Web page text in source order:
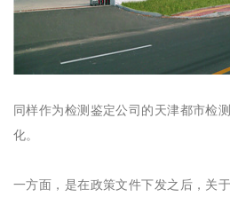
同样作为检测鉴定公司的天津都市检
化。
一方面，是在政策文件下发之后，关